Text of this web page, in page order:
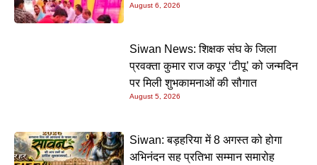
August 6, 2026
Siwan News: शिक्षक संघ के जिला
प्रवक्ता कुमार राज कपूर ‘टीपू’ को जन्मदिन
पर मिली शुभकामनाओं की सौगात
August 5, 2026
Siwan: बड़हरिया में 8 अगस्त को होगा
अभिनंदन सह प्रतिभा सम्मान समारोह